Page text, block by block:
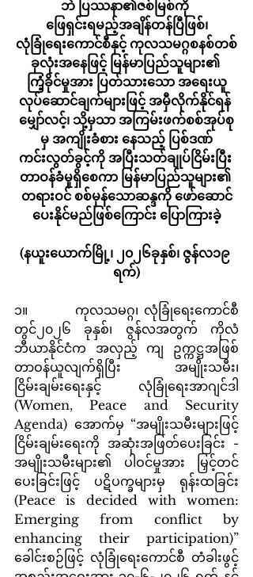
ဘဲ ပြဿနာ၏ဇစ်မြစ်ကို
ဖြေရှင်းရမည့်အချိန်တန်ပြီဖြစ်၊
လုံခြုံရေးကောင်စီနှင့် ကုလသမဂ္ဂစနစ်တစ်
ခုလုံးအနေဖြင့် မြန်မာပြည်သူများ၏
ကြံ့ခိုင်မှုအား ပြတ်သားသော အရေးယူ
လုပ်ဆောင်ချက်များဖြင့် အမှီလိုက်နိုင်ရန်
မျှော်လင့်၊ သို့မှသာ အကြမ်းဖက်စစ်အုပ်စု
မှ အကျိုးခံစား နေသည့် ပြစ်ဒဏ်
ကင်းလွတ်ခွင့်ကို အပြီးသတ်ချုပ်ငြိမ်းပြီး
တာဝန်ခံမှုရှိစေကာ မြန်မာပြည်သူများ၏
တရားဝင် စစ်မှန်သောဆန္ဒကို ဖော်ဆောင်
ပေးနိုင်မည်ဖြစ်ကြောင်း ပြောကြားခဲ့
(နယူးယောက်မြို့၊ ၂၀၂၆ခုနှစ်၊ ဇွန်လ၁၉
ရက်)
၁။        ကုလသမဂ္ဂ၊ လုံခြုံရေးကောင်စီ
တွင်၂၀၂၆ ခုနှစ်၊ ဇွန်လအတွက် ကိုလံ
ဘီယာနိုင်ငံက အလှည့် ကျ ဥက္ကဋ္ဌအဖြစ်
တာဝန်ယူလျက်ရှိပြီး အမျိုးသမီး၊
ငြိမ်းချမ်းရေးနှင့် လုံခြုံရေးအာဂျင်ဒါ
(Women, Peace and Security
Agenda) အောက်မှ “အမျိုးသမီးများဖြင့်
ငြိမ်းချမ်းရေးကို အဆုံးအဖြတ်ပေးခြင်း -
အမျိုးသမီးများ၏ ပါဝင်မှုအား မြှင့်တင်
ပေးခြင်းဖြင့် ပဋိပက္ခများမှ ရုန်းထခြင်း
(Peace is decided with women:
Emerging from conflict by
enhancing their participation)”
ခေါင်းစဉ်ဖြင့် လုံခြုံရေးကောင်စီ တံခါးဖွင့်